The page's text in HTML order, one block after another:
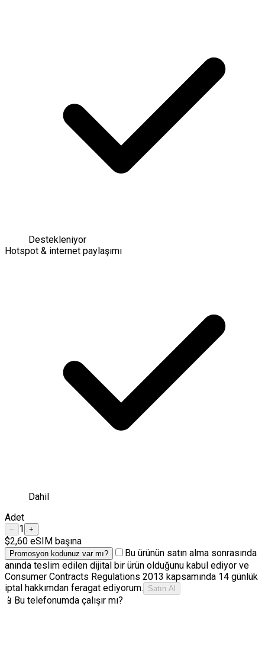
Destekleniyor
Hotspot & internet paylaşımı
Dahil
Adet
− 1 +
$2,60 eSIM başına
Promosyon kodunuz var mı?
Bu ürünün satın alma sonrasında
anında teslim edilen dijital bir ürün olduğunu kabul ediyor ve
Consumer Contracts Regulations 2013 kapsamında 14 günlük
iptal hakkımdan feragat ediyorum.
Satın Al
📱 Bu telefonumda çalışır mı?